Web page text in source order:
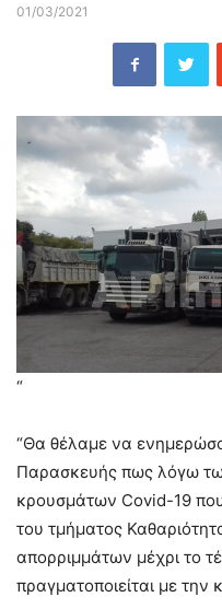
01/03/2021
“
“Θα θέλαμε να
Παρασκευής πως λόγω
κρουσμάτων Covid-19
του τμήματος
απορριμμάτων μέχρι το
πραγματοποιείται με την